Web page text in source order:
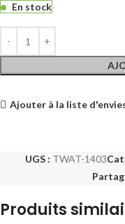
En stock
Ajouter à la liste
UGS : TWAT-1403
Produits